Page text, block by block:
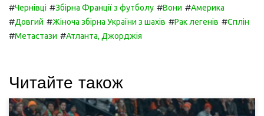
#Чернівці #Збірна Франції з футболу #Вони #Америка
#Довгий #Жіноча збірна України з шахів #Рак легенів #Сплін
#Метастази #Атланта, Джорджія
Читайте також